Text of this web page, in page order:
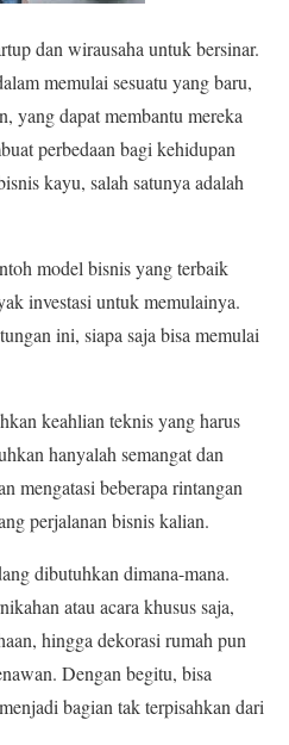
dan wirausaha untuk bersinar.
memulai sesuatu yang baru,
yang dapat membantu mereka
perbedaan bagi kehidupan
kayu, salah satunya adalah
model bisnis yang terbaik
investasi untuk memulainya.
ini, siapa saja bisa memulai
keahlian teknis yang harus
hanyalah semangat dan
mengatasi beberapa rintangan
perjalanan bisnis kalian.
dibutuhkan dimana-mana.
atau acara khusus saja,
hingga dekorasi rumah pun
Dengan begitu, bisa
bagian tak terpisahkan dari